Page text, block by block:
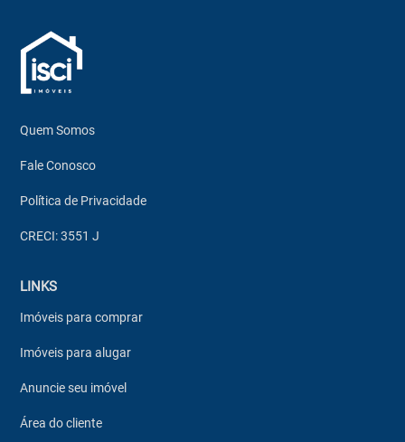
Quem Somos
Fale Conosco
Política de Privacidade
CRECI: 3551 J
LINKS
Imóveis para comprar
Imóveis para alugar
Anuncie seu imóvel
Área do cliente